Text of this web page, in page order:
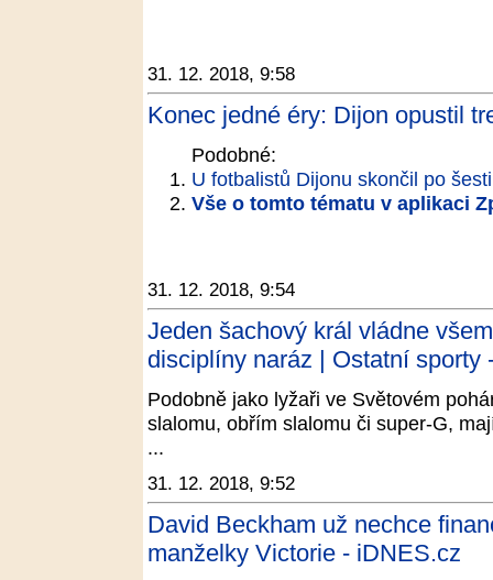
31. 12. 2018, 9:58
Konec jedné éry: Dijon opustil
Podobné:
U fotbalistů Dijonu skončil po
Vše o tomto tématu v aplikaci
31. 12. 2018, 9:54
Jeden šachový král vládne
disciplíny naráz | Ostatní sporty
Podobně jako lyžaři ve Světovém
slalomu, obřím slalomu či super-G,
...
31. 12. 2018, 9:52
David Beckham už nechce
manželky Victorie - iDNES.cz